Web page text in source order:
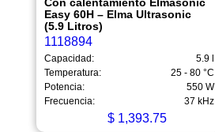
Con calentamiento Elmasonic
Easy 60H – Elma Ultrasonic
(5.9 Litros)
1118894
Capacidad:
5.9 l
Temperatura:
25 - 80 °C
Potencia:
550 W
Frecuencia:
37 kHz
$1,393.75